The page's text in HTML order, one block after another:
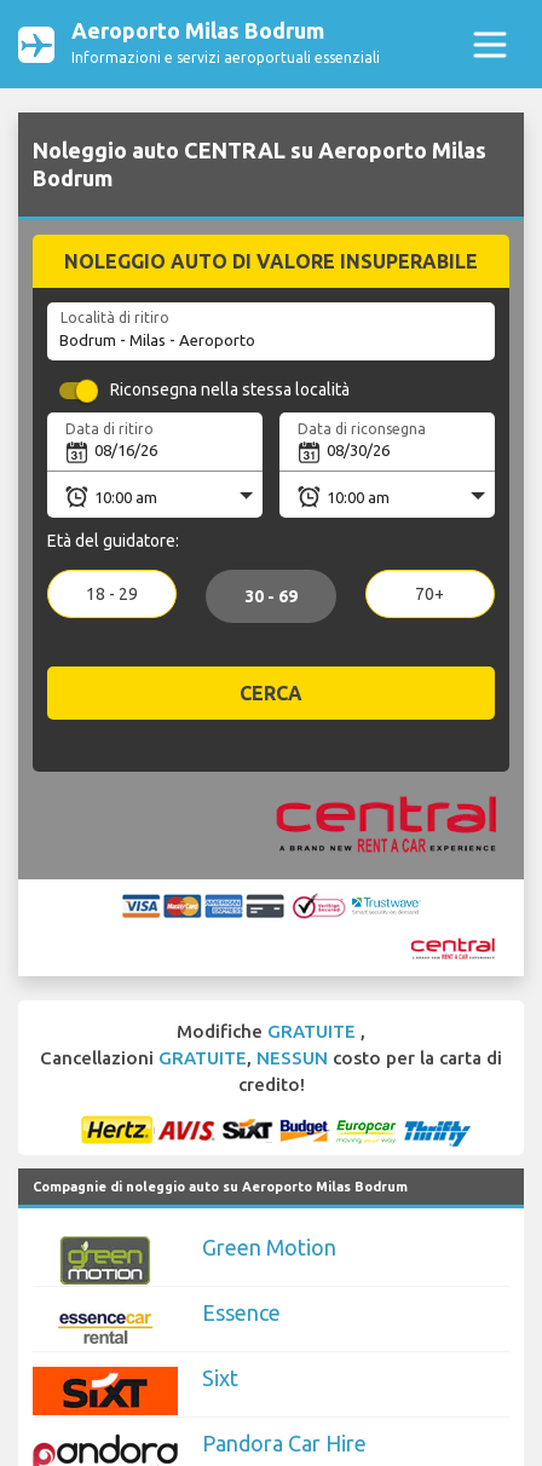
Aeroporto Milas Bodrum
Informazioni e servizi aeroportuali essenziali
Noleggio auto CENTRAL su Aeroporto Milas
Bodrum
NOLEGGIO AUTO DI VALORE INSUPERABILE
Località di ritiro
Riconsegna nella stessa località
Data di ritiro Data di riconsegna
Età del guidatore:
18 - 29 30 - 69 70+
CERCA
Modifiche GRATUITE ,
Cancellazioni GRATUITE, NESSUN costo per la carta di
credito!
Compagnie di noleggio auto su Aeroporto Milas Bodrum
Green Motion
Essence
Sixt
Pandora Car Hire